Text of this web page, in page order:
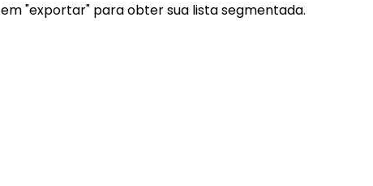
em "exportar" para obter sua lista segmentada.